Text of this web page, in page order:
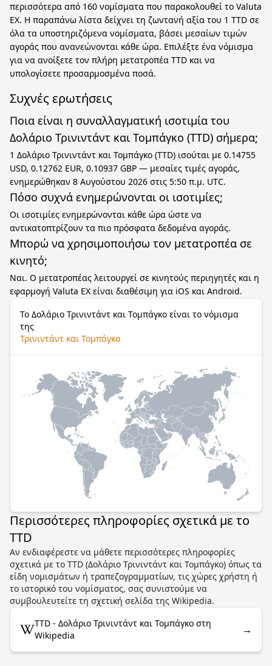
περισσότερα από 160 νομίσματα που παρακολουθεί το Valuta
EX. Η παραπάνω λίστα δείχνει τη ζωντανή αξία του 1 TTD σε
όλα τα υποστηριζόμενα νομίσματα, βάσει μεσαίων τιμών
αγοράς που ανανεώνονται κάθε ώρα. Επιλέξτε ένα νόμισμα
για να ανοίξετε τον πλήρη μετατροπέα TTD και να
υπολογίσετε προσαρμοσμένα ποσά.
Συχνές ερωτήσεις
Ποια είναι η συναλλαγματική ισοτιμία του
Δολάριο Τρινιντάντ και Τομπάγκο (TTD) σήμερα;
1 Δολάριο Τρινιντάντ και Τομπάγκο (TTD) ισούται με 0.14755
USD, 0.12762 EUR, 0.10937 GBP — μεσαίες τιμές αγοράς,
ενημερώθηκαν 8 Αυγούστου 2026 στις 5:50 π.μ. UTC.
Πόσο συχνά ενημερώνονται οι ισοτιμίες;
Οι ισοτιμίες ενημερώνονται κάθε ώρα ώστε να
αντικατοπτρίζουν τα πιο πρόσφατα δεδομένα αγοράς.
Μπορώ να χρησιμοποιήσω τον μετατροπέα σε
κινητό;
Ναι. Ο μετατροπέας λειτουργεί σε κινητούς περιηγητές και η
εφαρμογή Valuta EX είναι διαθέσιμη για iOS και Android.
Το Δολάριο Τρινιντάντ και Τομπάγκο είναι το νόμισμα
της
Τρινιντάντ και Τομπάγκο
Περισσότερες πληροφορίες σχετικά με το
TTD
Αν ενδιαφέρεστε να μάθετε περισσότερες πληροφορίες
σχετικά με το TTD (Δολάριο Τρινιντάντ και Τομπάγκο) όπως τα
είδη νομισμάτων ή τραπεζογραμματίων, τις χώρες χρήστη ή
το ιστορικό του νομίσματος, σας συνιστούμε να
συμβουλευτείτε τη σχετική σελίδα της Wikipedia.
TTD - Δολάριο Τρινιντάντ και Τομπάγκο στη
Wikipedia
→